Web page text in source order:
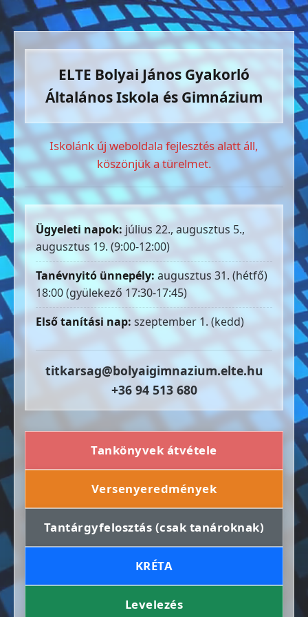
ELTE Bolyai János Gyakorló
Általános Iskola és Gimnázium
Iskolánk új weboldala fejlesztés alatt áll,
köszönjük a türelmet.
Ügyeleti napok: július 22., augusztus 5.,
augusztus 19. (9:00-12:00)
Tanévnyitó ünnepély: augusztus 31. (hétfő)
18:00 (gyülekező 17:30-17:45)
Első tanítási nap: szeptember 1. (kedd)
titkarsag@bolyaigimnazium.elte.hu
+36 94 513 680
Tankönyvek átvétele
Versenyeredmények
Tantárgyfelosztás (csak tanároknak)
KRÉTA
Levelezés